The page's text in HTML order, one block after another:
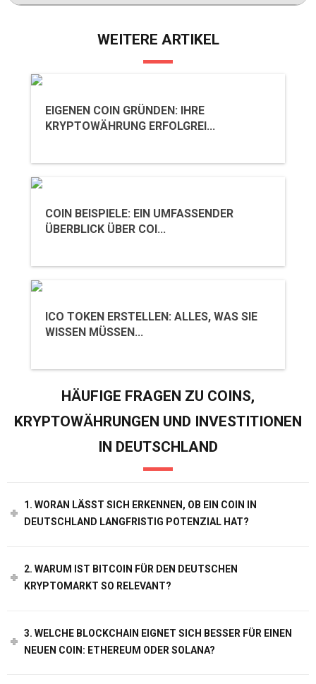
WEITERE ARTIKEL
EIGENEN COIN GRÜNDEN: IHRE
KRYPTOWÄHRUNG ERFOLGREI...
COIN BEISPIELE: EIN UMFASSENDER
ÜBERBLICK ÜBER COI...
ICO TOKEN ERSTELLEN: ALLES, WAS SIE
WISSEN MÜSSEN...
HÄUFIGE FRAGEN ZU COINS,
KRYPTOWÄHRUNGEN UND INVESTITIONEN
IN DEUTSCHLAND
1. WORAN LÄSST SICH ERKENNEN, OB EIN COIN IN
DEUTSCHLAND LANGFRISTIG POTENZIAL HAT?
2. WARUM IST BITCOIN FÜR DEN DEUTSCHEN
KRYPTOMARKT SO RELEVANT?
3. WELCHE BLOCKCHAIN EIGNET SICH BESSER FÜR EINEN
NEUEN COIN: ETHEREUM ODER SOLANA?